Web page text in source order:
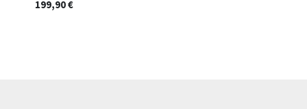
199,90 €